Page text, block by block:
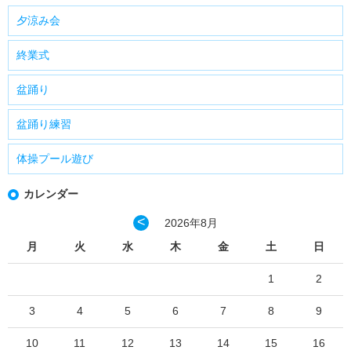
夕涼み会
終業式
盆踊り
盆踊り練習
体操プール遊び
カレンダー
<
2026年8月
月
火 水 木 金 土 日
1 2
3 4 5 6 7 8 9
10 11 12 13 14 15 16